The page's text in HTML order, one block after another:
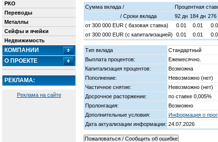
РКО
Переводы
Металлы
Сейфы и ячейки
Недвижимость
КОМПАНИИ
О ПРОЕКТЕ
РЕКЛАМА:
Реклама на сайте
Сумма вклада /
Процентная
/ Cроки вклада
92 дн 184 дн 276
от 300 000 EUR ( базовая ставка) 0.01 0.01
от 300 000 EUR (с капитализацией) 0.01 0.01
Тип вклада
Стандартный
Выплата процентов:
Ежемесячно.
Капитализация процентов:
Возможна
Пополнение:
Невозможно (нет)
Частичное снятие:
Невозможно (нет)
Досрочное расторжение:
по ставке 0,005%
Пролонгация:
Возможно
Дополнительные условия:
Информация о
Дата актуализации информации: 24.07.2026